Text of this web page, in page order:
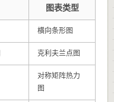
图表类型
横向条形图
克利夫兰点图
对称矩阵热力
图